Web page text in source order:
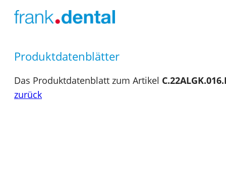
Produktdatenblätter
Das Produktdatenblatt zum Artikel
zurück